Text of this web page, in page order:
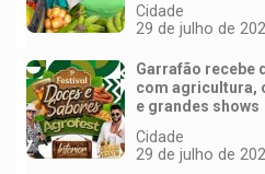
Cidade
29 de julho de
Garrafão recebe
com agricultura,
e grandes shows
Cidade
29 de julho de